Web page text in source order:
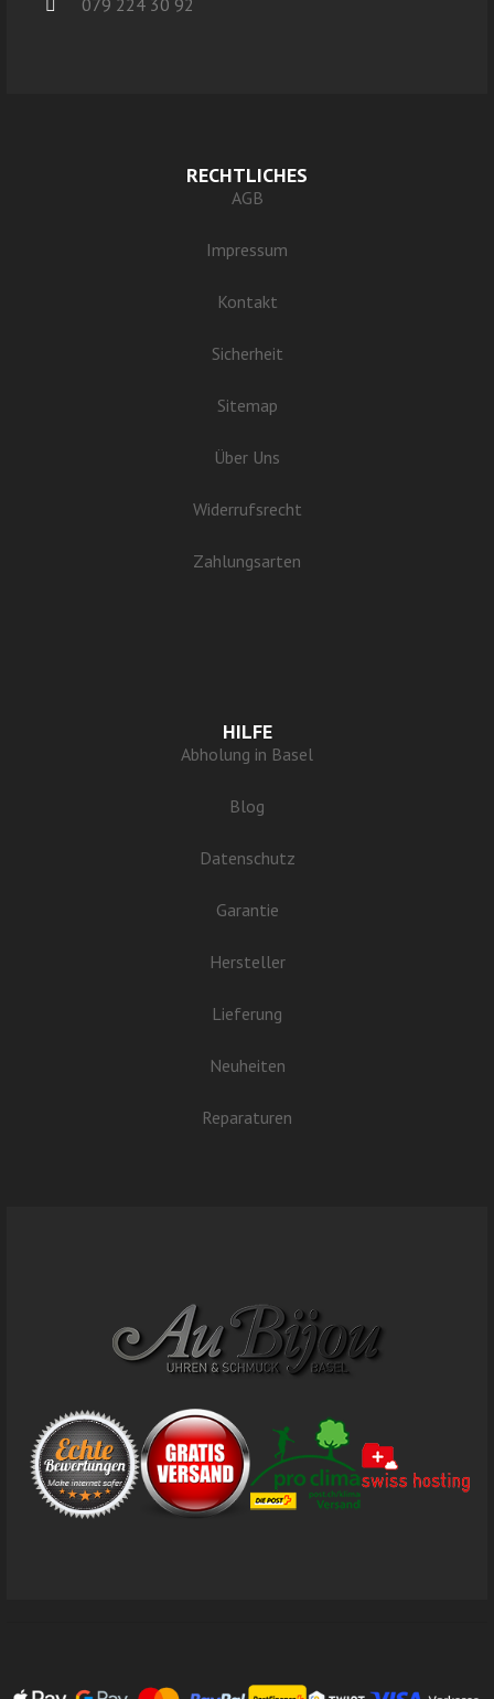
RECHTLICHES
AGB
Impressum
Kontakt
Sicherheit
Sitemap
Über Uns
Widerrufsrecht
Zahlungsarten
HILFE
Abholung in Basel
Blog
Datenschutz
Garantie
Hersteller
Lieferung
Neuheiten
Reparaturen